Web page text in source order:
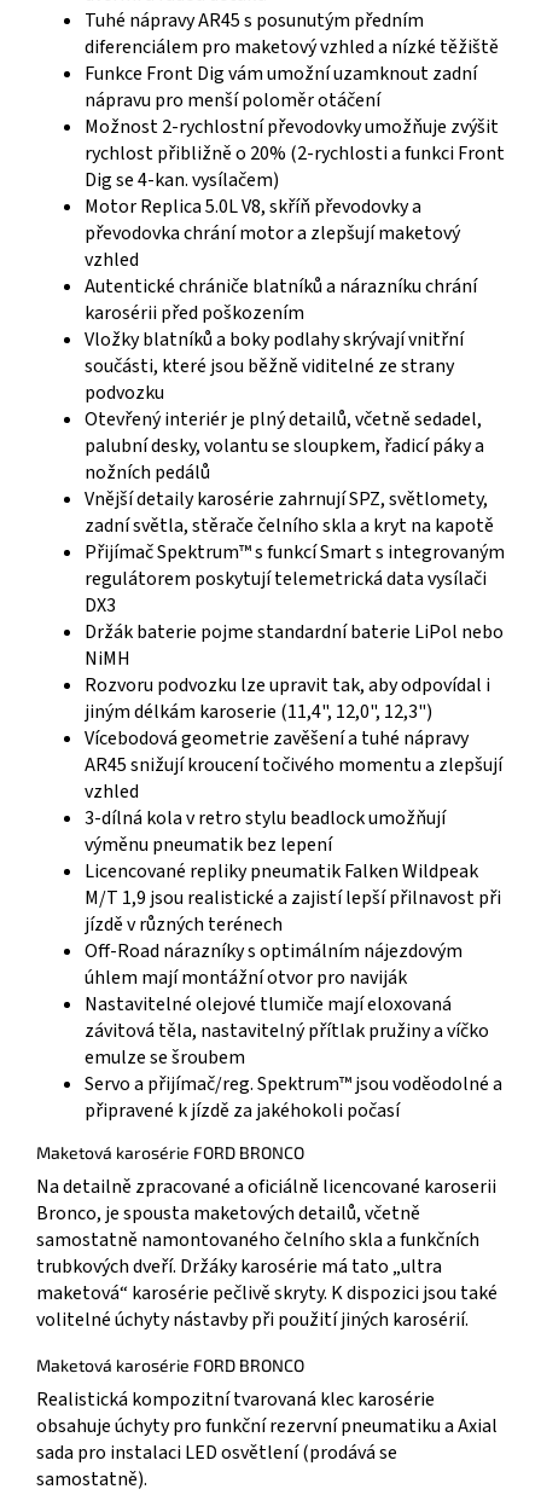
Tuhé nápravy AR45 s posunutým předním
diferenciálem pro maketový vzhled a nízké těžiště
Funkce Front Dig vám umožní uzamknout zadní
nápravu pro menší poloměr otáčení
Možnost 2-rychlostní převodovky umožňuje zvýšit
rychlost přibližně o 20% (2-rychlosti a funkci Front
Dig se 4-kan. vysílačem)
Motor Replica 5.0L V8, skříň převodovky a
převodovka chrání motor a zlepšují maketový
vzhled
Autentické chrániče blatníků a nárazníku chrání
karosérii před poškozením
Vložky blatníků a boky podlahy skrývají vnitřní
součásti, které jsou běžně viditelné ze strany
podvozku
Otevřený interiér je plný detailů, včetně sedadel,
palubní desky, volantu se sloupkem, řadicí páky a
nožních pedálů
Vnější detaily karosérie zahrnují SPZ, světlomety,
zadní světla, stěrače čelního skla a kryt na kapotě
Přijímač Spektrum™ s funkcí Smart s integrovaným
regulátorem poskytují telemetrická data vysílači
DX3
Držák baterie pojme standardní baterie LiPol nebo
NiMH
Rozvoru podvozku lze upravit tak, aby odpovídal i
jiným délkám karoserie (11,4", 12,0", 12,3")
Vícebodová geometrie zavěšení a tuhé nápravy
AR45 snižují kroucení točivého momentu a zlepšují
vzhled
3-dílná kola v retro stylu beadlock umožňují
výměnu pneumatik bez lepení
Licencované repliky pneumatik Falken Wildpeak
M/T 1,9 jsou realistické a zajistí lepší přilnavost při
jízdě v různých terénech
Off-Road nárazníky s optimálním nájezdovým
úhlem mají montážní otvor pro naviják
Nastavitelné olejové tlumiče mají eloxovaná
závitová těla, nastavitelný přítlak pružiny a víčko
emulze se šroubem
Servo a přijímač/reg. Spektrum™ jsou voděodolné a
připravené k jízdě za jakéhokoli počasí
Maketová karosérie FORD BRONCO
Na detailně zpracované a oficiálně licencované karoserii
Bronco, je spousta maketových detailů, včetně
samostatně namontovaného čelního skla a funkčních
trubkových dveří. Držáky karosérie má tato „ultra
maketová“ karosérie pečlivě skryty. K dispozici jsou také
volitelné úchyty nástavby při použití jiných karosérií.
Maketová karosérie FORD BRONCO
Realistická kompozitní tvarovaná klec karosérie
obsahuje úchyty pro funkční rezervní pneumatiku a Axial
sada pro instalaci LED osvětlení (prodává se
samostatně).